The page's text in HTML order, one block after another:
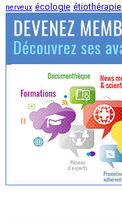
nerveux écologie étiothérapie